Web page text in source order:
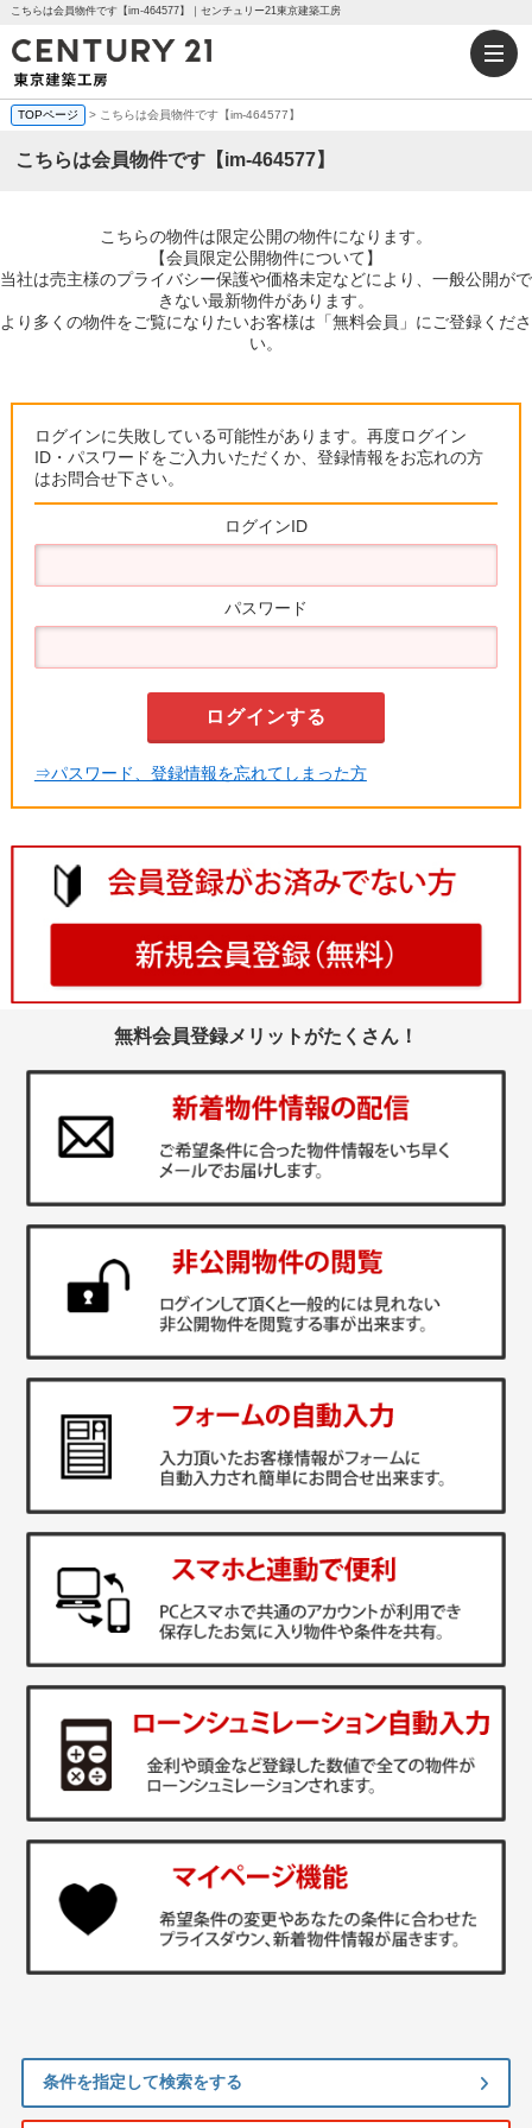
こちらは会員物件です【im-464577】｜センチュリー21東京建築工房
TOPページ > こちらは会員物件です【im-464577】
こちらは会員物件です【im-464577】
こちらの物件は限定公開の物件になります。
【会員限定公開物件について】
当社は売主様のプライバシー保護や価格未定などにより、一般公開がで
きない最新物件があります。
より多くの物件をご覧になりたいお客様は「無料会員」にご登録くださ
い。
ログインに失敗している可能性があります。再度ログイン
ID・パスワードをご入力いただくか、登録情報をお忘れの方
はお問合せ下さい。
ログインID
パスワード
⇒パスワード、登録情報を忘れてしまった方
無料会員登録メリットがたくさん！
条件を指定して検索をする